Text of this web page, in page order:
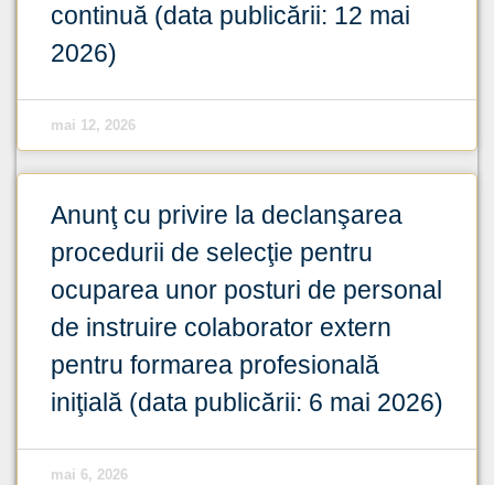
continuă (data publicării: 12 mai
2026)
mai 12, 2026
Anunţ cu privire la declanşarea
procedurii de selecţie pentru
ocuparea unor posturi de personal
de instruire colaborator extern
pentru formarea profesională
iniţială (data publicării: 6 mai 2026)
mai 6, 2026